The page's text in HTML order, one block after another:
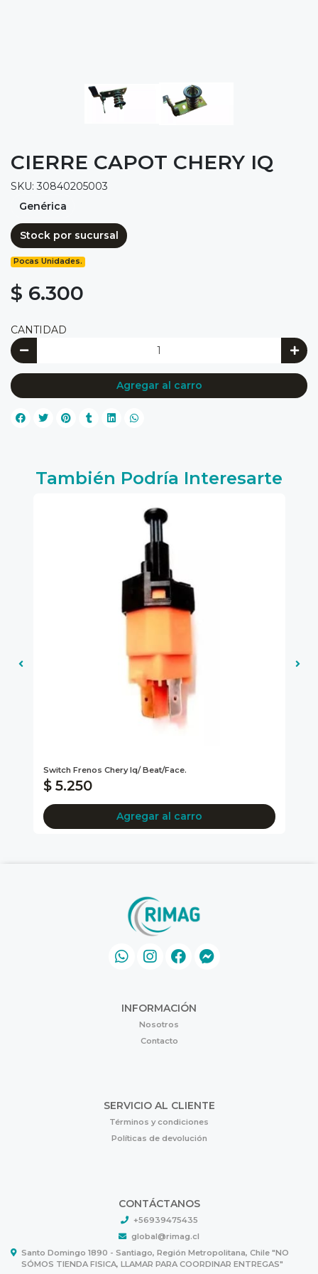
CIERRE CAPOT CHERY IQ
SKU: 30840205003
Genérica
Stock por sucursal
Pocas Unidades.
$ 6.300
CANTIDAD
Agregar al carro
También Podría Interesarte
Switch Frenos Chery Iq/ Beat/face.
$ 5.250
Agregar al carro
INFORMACIÓN
Nosotros
Contacto
SERVICIO AL CLIENTE
Términos y condiciones
Políticas de devolución
CONTÁCTANOS
+56939475435
global@rimag.cl
Santo Domingo 1890 - Santiago, Región Metropolitana, Chile "NO
SÓMOS TIENDA FISICA, LLAMAR PARA COORDINAR ENTREGAS"